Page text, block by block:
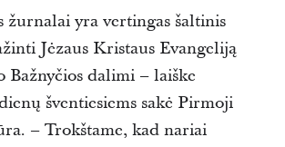
žurnalai yra vertingas šaltinis
Jėzaus Kristaus Evangeliją
Bažnyčios dalimi – laiške
šventiesiems sakė Pirmoji
– Trokštame, kad nariai